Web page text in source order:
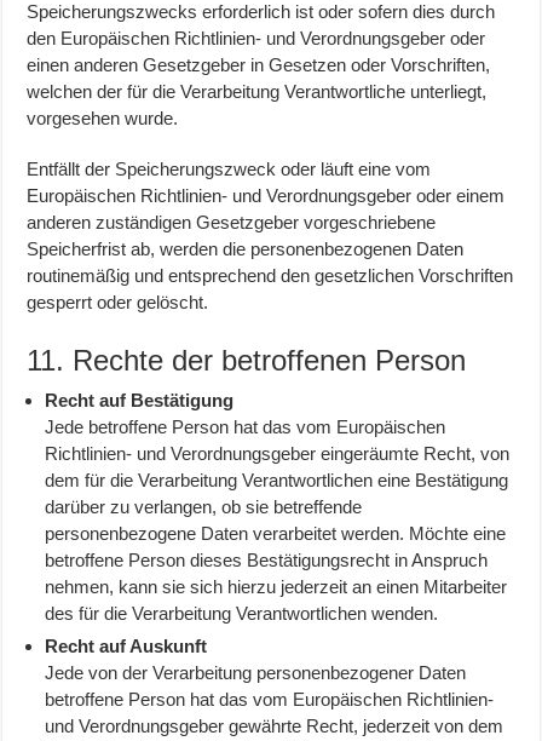
Speicherungszwecks erforderlich ist oder sofern dies durch
den Europäischen Richtlinien- und Verordnungsgeber oder
einen anderen Gesetzgeber in Gesetzen oder Vorschriften,
welchen der für die Verarbeitung Verantwortliche unterliegt,
vorgesehen wurde.
Entfällt der Speicherungszweck oder läuft eine vom
Europäischen Richtlinien- und Verordnungsgeber oder einem
anderen zuständigen Gesetzgeber vorgeschriebene
Speicherfrist ab, werden die personenbezogenen Daten
routinemäßig und entsprechend den gesetzlichen Vorschriften
gesperrt oder gelöscht.
11. Rechte der betroffenen Person
Recht auf Bestätigung
Jede betroffene Person hat das vom Europäischen
Richtlinien- und Verordnungsgeber eingeräumte Recht, von
dem für die Verarbeitung Verantwortlichen eine Bestätigung
darüber zu verlangen, ob sie betreffende
personenbezogene Daten verarbeitet werden. Möchte eine
betroffene Person dieses Bestätigungsrecht in Anspruch
nehmen, kann sie sich hierzu jederzeit an einen Mitarbeiter
des für die Verarbeitung Verantwortlichen wenden.
Recht auf Auskunft
Jede von der Verarbeitung personenbezogener Daten
betroffene Person hat das vom Europäischen Richtlinien-
und Verordnungsgeber gewährte Recht, jederzeit von dem